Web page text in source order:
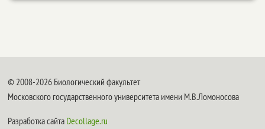
© 2008-2026 Биологический факультет
Московского государственного университета имени М.В.Ломоносова
Разработка сайта Decollage.ru